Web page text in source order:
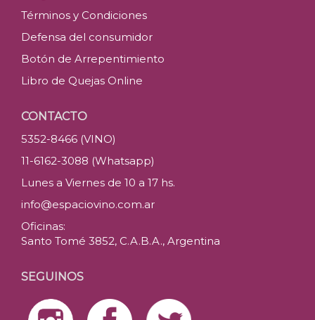
Términos y Condiciones
Defensa del consumidor
Botón de Arrepentimiento
Libro de Quejas Online
CONTACTO
5352-8466 (VINO)
11-6162-3088 (Whatsapp)
Lunes a Viernes de 10 a 17 hs.
info@espaciovino.com.ar
Oficinas:
Santo Tomé 3852, C.A.B.A., Argentina
SEGUINOS